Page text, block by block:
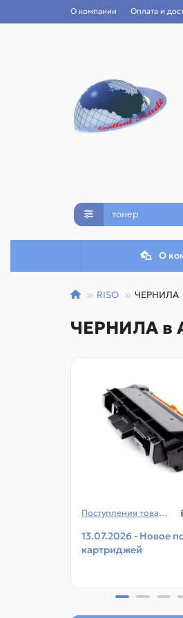
О компании Оплата и
О
RISO ЧЕРНИЛА
ЧЕРНИЛА в
Поступления товаров
13.07.2026 - Новое
картриджей